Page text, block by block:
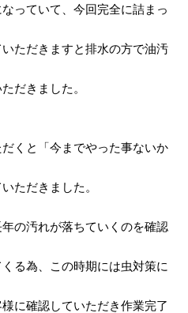
っていて、今回完全に詰まっ
ただきますと排水の方で油汚
だきました。
くと「今までやった事ないか
ただきました。
の汚れが落ちていくのを確認
る為、この時期には虫対策に
に確認していただき作業完了